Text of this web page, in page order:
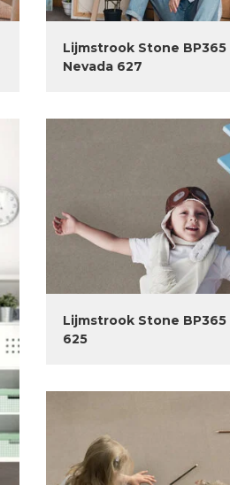
Lijmstrook Stone BP365
Nevada 627
Lijmstrook Stone BP365
625